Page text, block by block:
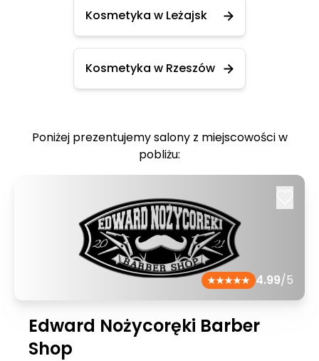
Kosmetyka w Leżajsk
Kosmetyka w Rzeszów
Poniżej prezentujemy salony z miejscowości w
pobliżu:
4.99/5
Edward Nożycoręki Barber
Shop